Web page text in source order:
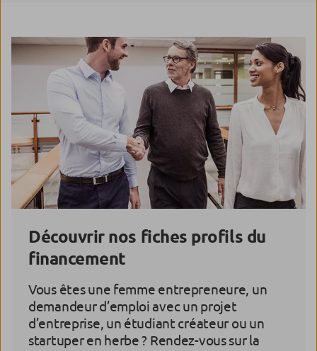
Découvrir nos fiches profils du
financement
Vous êtes une femme entrepreneure, un
demandeur d’emploi avec un projet
d’entreprise, un étudiant créateur ou un
startuper en herbe ? Rendez-vous sur la